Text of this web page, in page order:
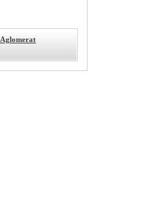
Aglomerat